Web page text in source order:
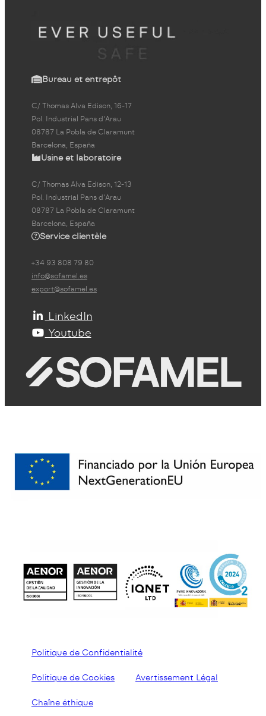
Bureau et entrepôt
C/ Thomas Alva Edison, 16-17
Pol. Industrial Pans d'Arau
08787 La Pobla de Claramunt
Barcelona, España
Usine et laboratoire
C/ Thomas Alva Edison, 12-13
Pol. Industrial Pans d'Arau
08787 La Pobla de Claramunt
Barcelona, España
Service clientèle
+34 93 808 79 80
info@sofamel.es
export@sofamel.es
LinkedIn
Youtube
Politique de Confidentialité
Politique de Cookies Avertissement Légal
Chaîne éthique